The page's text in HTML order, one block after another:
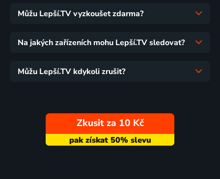
Můžu Lepší.TV vyzkoušet zdarma?
Na jakých zařízeních mohu Lepší.TV sledovat?
Můžu Lepší.TV kdykoli zrušit?
Zkusit za 10 Kč